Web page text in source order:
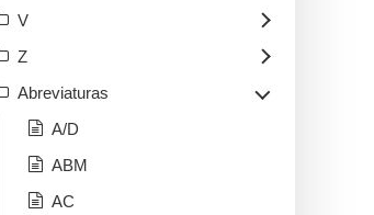
V
Z
Abreviaturas
A/D
ABM
AC